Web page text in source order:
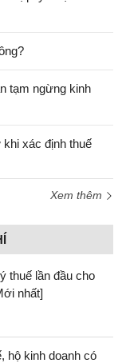
tạm ngừng kinh
xác định thuế
Xem thêm
thuế lần đầu cho
nhất]
hộ kinh doanh có